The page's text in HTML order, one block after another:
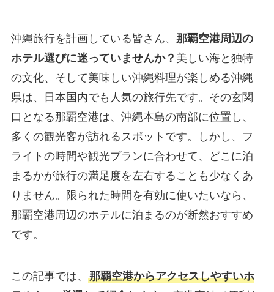
沖縄旅行を計画している皆さん、 那覇空港周辺の
ホテル選びに迷っていませんか？ 美しい海と独特
の文化、そして美味しい沖縄料理が楽しめる沖縄
県は、日本国内でも人気の旅行先です。その玄関
口となる那覇空港は、沖縄本島の南部に位置し、
多くの観光客が訪れるスポットです。しかし、フ
ライトの時間や観光プランに合わせて、どこに泊
まるかが旅行の満足度を左右することも少なくあ
りません。限られた時間を有効に使いたいなら、
那覇空港周辺のホテルに泊まるのが断然おすすめ
です。
この記事では、 那覇空港からアクセスしやすいホ